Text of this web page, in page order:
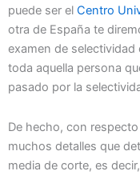
puede ser el Centro
otra de España te
examen de selectividad
toda aquella persona
pasado por la
De hecho, con
muchos detalles que
media de corte, es